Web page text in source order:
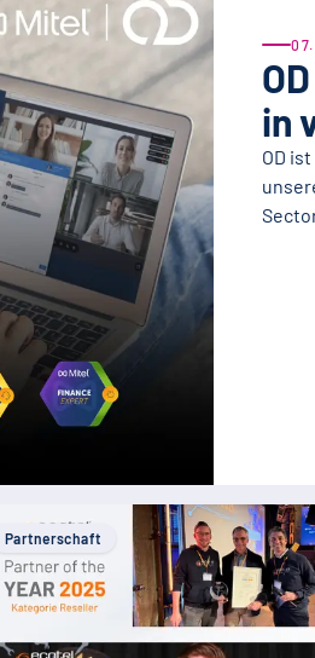
in
OD
Partnerschaft